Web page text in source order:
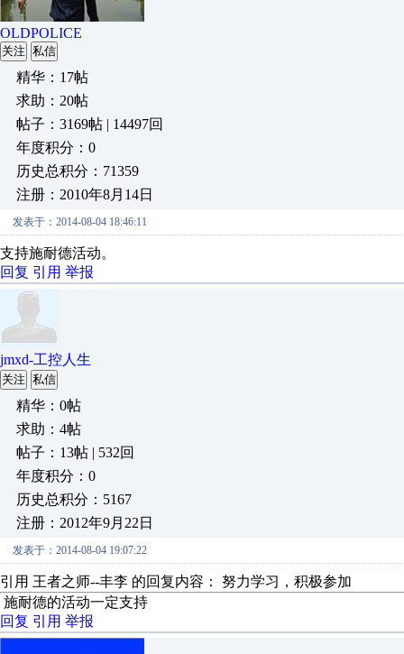
OLDPOLICE
关注 私信
精华：17帖
求助：20帖
帖子：3169帖 | 14497回
年度积分：0
历史总积分：71359
注册：2010年8月14日
发表于：2014-08-04 18:46:11
支持施耐德活动。
回复 引用 举报
jmxd-工控人生
关注 私信
精华：0帖
求助：4帖
帖子：13帖 | 532回
年度积分：0
历史总积分：5167
注册：2012年9月22日
发表于：2014-08-04 19:07:22
引用 王者之师--丰李 的回复内容： 努力学习，积极参加
施耐德的活动一定支持
回复 引用 举报